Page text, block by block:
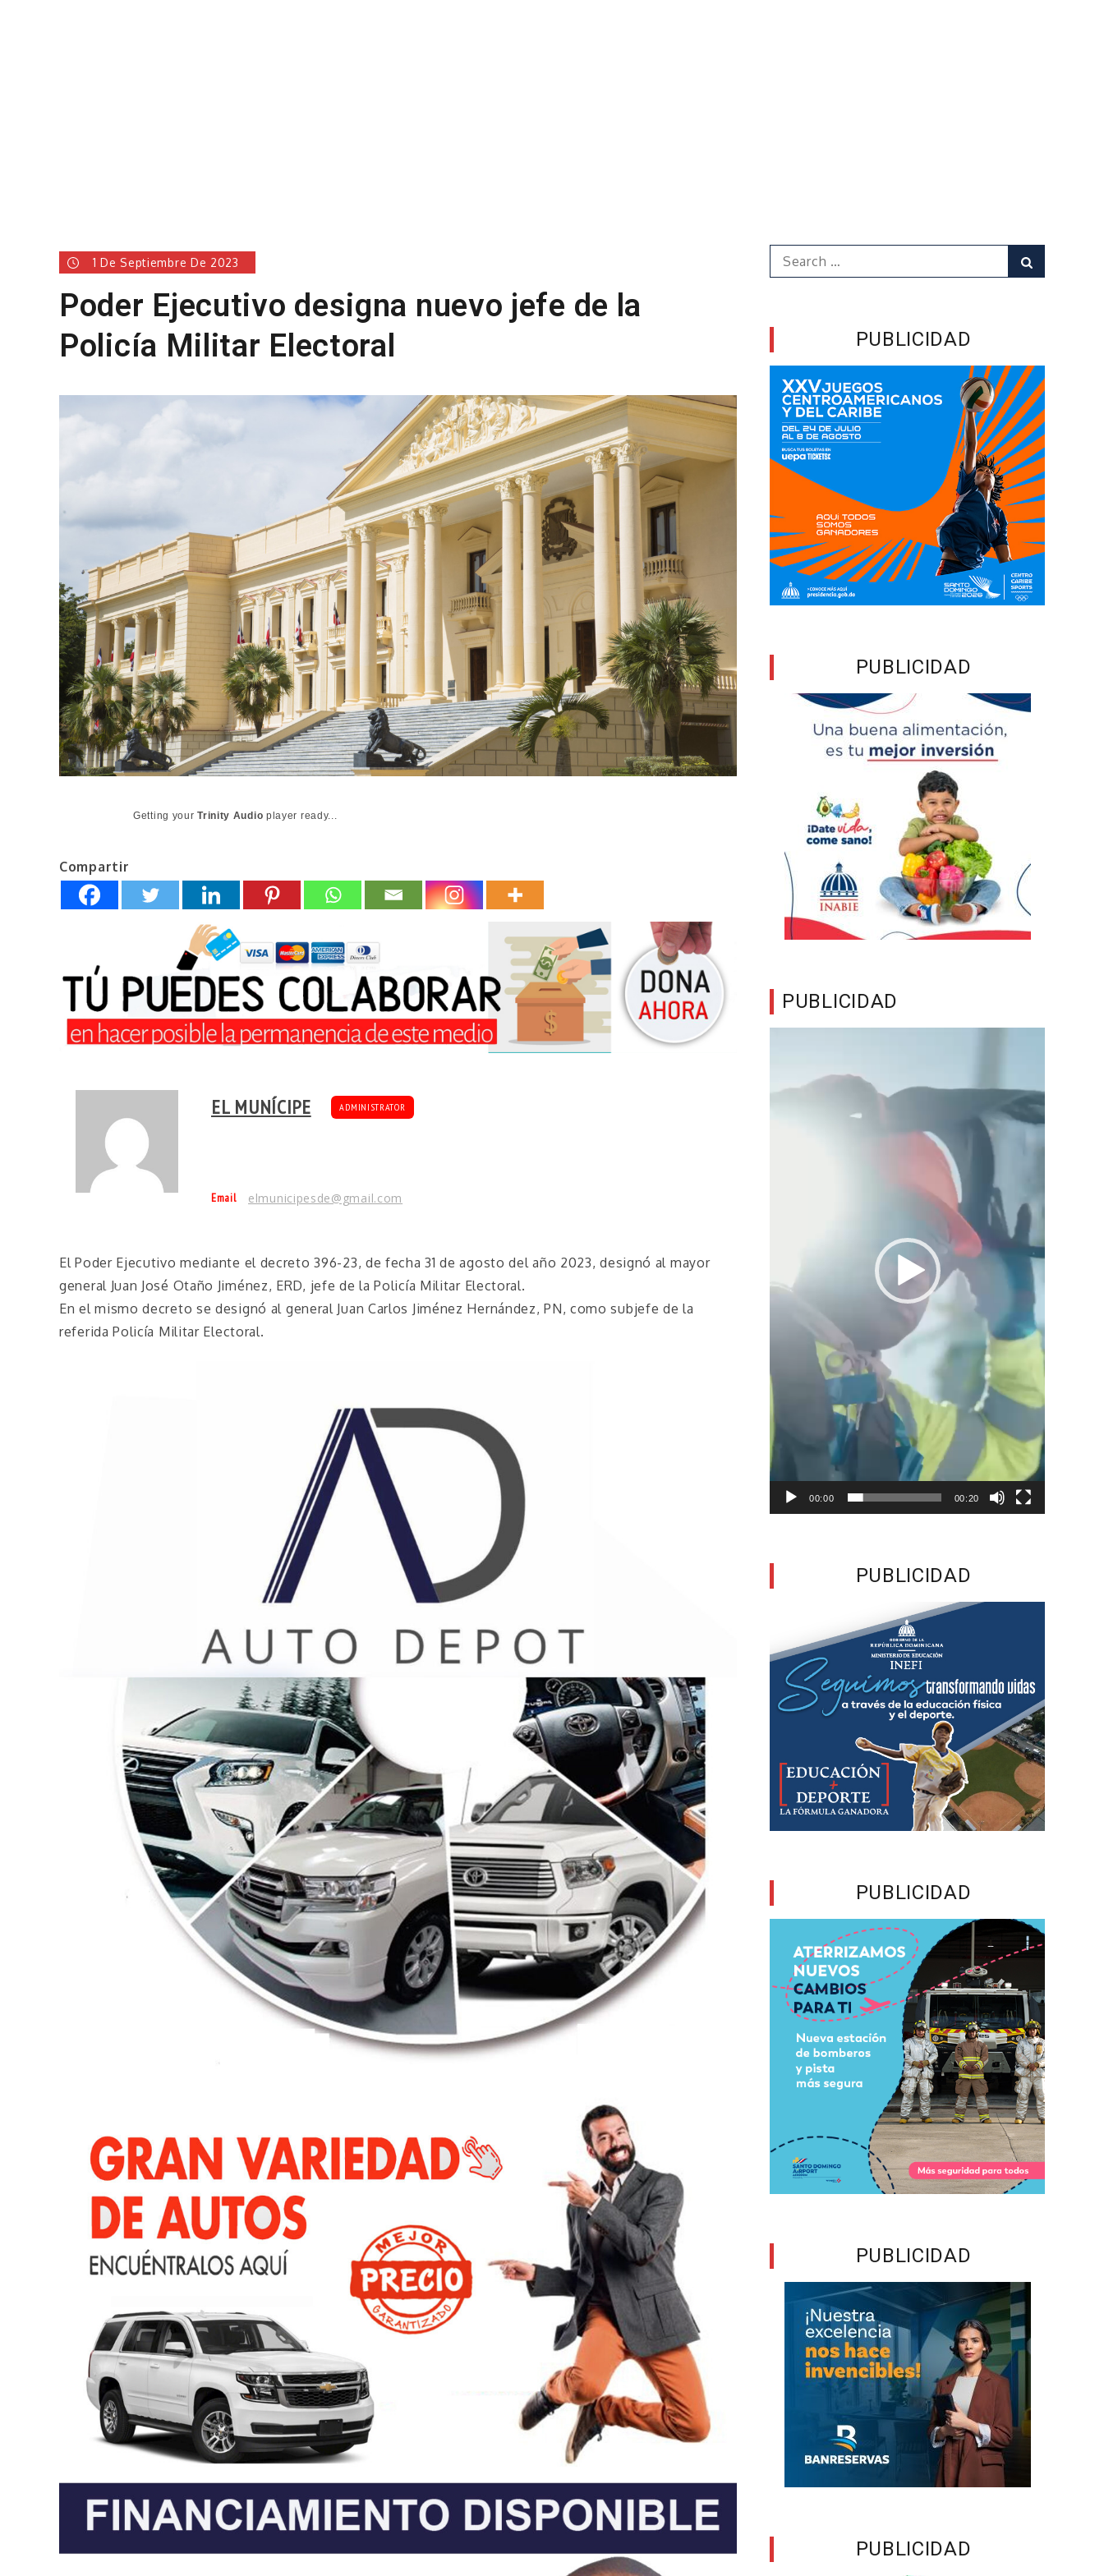
1 De Septiembre De 2023
Poder Ejecutivo designa nuevo jefe de la
Policía Militar Electoral
Getting yourTrinity Audio player ready...
Compartir
EL MUNÍCIPE ADMINISTRATOR
Email elmunicipesde@gmail.com
El Poder Ejecutivo mediante el decreto 396-23, de fecha 31 de agosto del año 2023, designó al mayor
general Juan José Otaño Jiménez, ERD, jefe de la Policía Militar Electoral.
En el mismo decreto se designó al general Juan Carlos Jiménez Hernández, PN, como subjefe de la
referida Policía Militar Electoral.
Search
for:
PUBLICIDAD
PUBLICIDAD
PUBLICIDAD
00:00 00:20
PUBLICIDAD
PUBLICIDAD
PUBLICIDAD
PUBLICIDAD